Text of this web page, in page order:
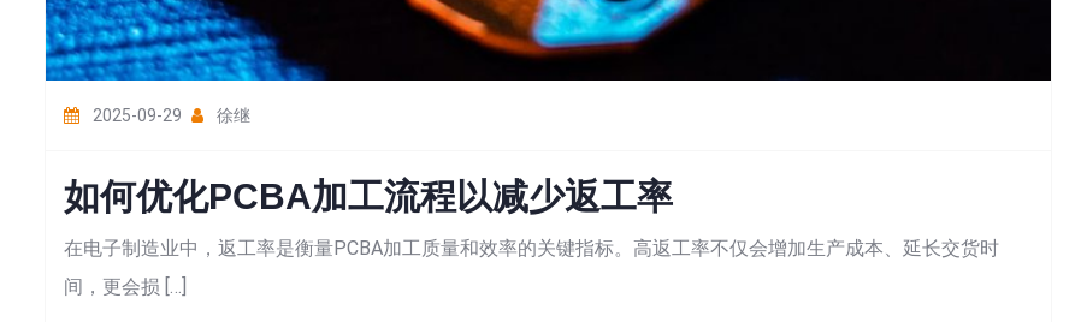
2025-09-29 徐继
如何优化PCBA加工流程以减少返工率
在电子制造业中，返工率是衡量PCBA加工质量和效率的关键指标。高返工率不仅会增加生产成本、延长交货时
间，更会损 […]